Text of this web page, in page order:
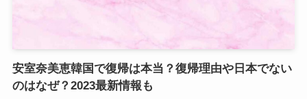
安室奈美恵韓国で復帰は本当？復帰理由や日本でない
のはなぜ？2023最新情報も